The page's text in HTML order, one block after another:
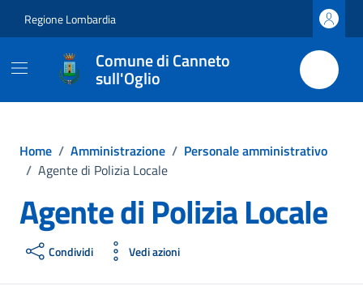
Regione Lombardia
Comune di Canneto
sull'Oglio
Home / Amministrazione / Personale amministrativo
/ Agente di Polizia Locale
Agente di Polizia Locale
Condividi Vedi azioni